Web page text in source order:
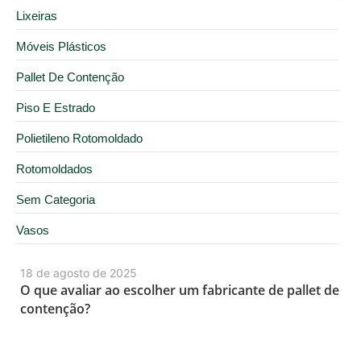
18 de agosto de 2025
O que avaliar ao escolher um fabricante de pallet de
contenção?
Lixeiras
Móveis Plásticos
Pallet De Contenção
Piso E Estrado
Polietileno Rotomoldado
Rotomoldados
Sem Categoria
Vasos